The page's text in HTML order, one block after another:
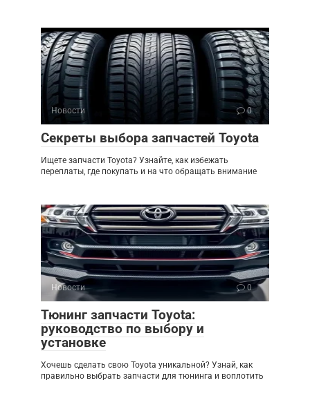
Новости 0
Секреты выбора запчастей Toyota
Ищете запчасти Toyota? Узнайте, как избежать
переплаты, где покупать и на что обращать внимание
Новости 0
Тюнинг запчасти Toyota:
руководство по выбору и
установке
Хочешь сделать свою Toyota уникальной? Узнай, как
правильно выбрать запчасти для тюнинга и воплотить